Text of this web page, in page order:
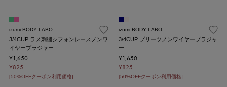
izumi BODY LABO
3/4CUP ラメ刺繍シフォンレースノンワ
イヤーブラジャー
¥1,650
¥825
[50%OFFクーポン利用価格]
izumi BODY LABO
3/4CUP プリーツノンワイヤーブラジャ
ー
¥1,650
¥825
[50%OFFクーポン利用価格]